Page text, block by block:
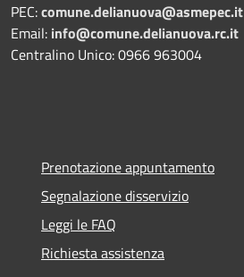
PEC:comune.delianuova@asmepec.it
Email: info@comune.delianuova.rc.it
Centralino Unico: 0966 963004
Prenotazione appuntamento
Segnalazione disservizio
Leggi le FAQ
Richiesta assistenza